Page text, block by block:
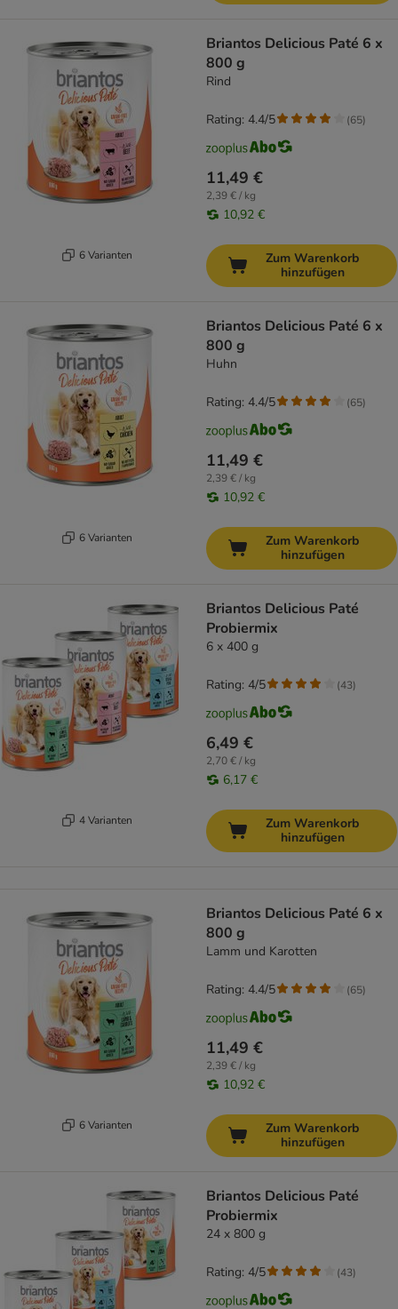
6 Varianten
Briantos Delicious Paté 6 x
800 g
Rind
11,49 €
2,39 € / kg
10,92 €
Rating: 4.4/5 (65)
Zum Warenkorb
hinzufügen
6 Varianten
Briantos Delicious Paté 6 x
800 g
Huhn
11,49 €
2,39 € / kg
10,92 €
Rating: 4.4/5 (65)
Zum Warenkorb
hinzufügen
4 Varianten
Briantos Delicious Paté
Probiermix
6 x 400 g
6,49 €
2,70 € / kg
6,17 €
Rating: 4/5 (43)
Zum Warenkorb
hinzufügen
6 Varianten
Briantos Delicious Paté 6 x
800 g
Lamm und Karotten
11,49 €
2,39 € / kg
10,92 €
Rating: 4.4/5 (65)
Zum Warenkorb
hinzufügen
Briantos Delicious Paté
Probiermix
24 x 800 g
Rating: 4/5 (43)